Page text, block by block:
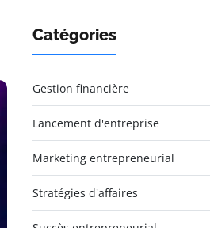
Catégories
Gestion financière
Lancement d'entreprise
Marketing entrepreneurial
Stratégies d'affaires